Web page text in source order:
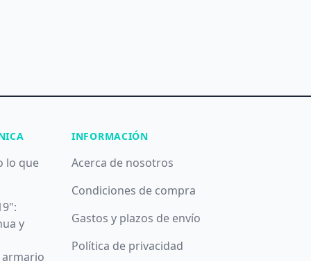
lo que
y
armario
INFORMACIÓN
Acerca de nosotros
Condiciones de compra
Gastos y plazos de envío
Política de privacidad